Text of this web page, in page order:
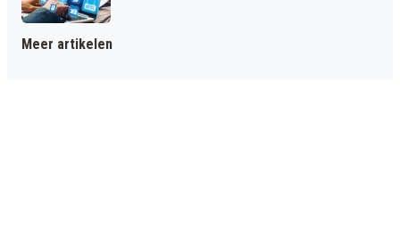
Meer artikelen